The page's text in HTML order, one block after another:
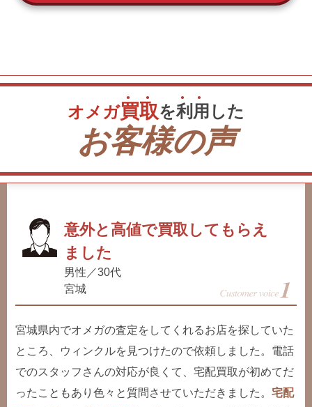
オメガ買取を利 用 した
お客様の声
意外と高値で買取してもらえ
ました
男性／30代
宮城
宮城県内でオメガの査定をしてくれるお店を探していた
ところ、ウィンクルを見つけたので依頼しました。電話
でのスタッフさんの対応が良くて、宅配買取が初めてだ
ったこともあり色々と質問させていただきました。宅配